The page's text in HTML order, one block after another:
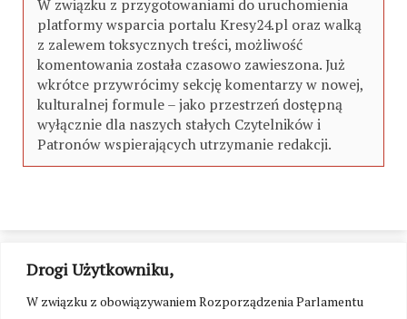
Drogi Użytkowniku,
W związku z obowiązywaniem Rozporządzenia Parlamentu
W związku z przygotowaniami do uruchomienia
platformy wsparcia portalu Kresy24.pl oraz walką
z zalewem toksycznych treści, możliwość
komentowania została czasowo zawieszona. Już
wkrótce przywrócimy sekcję komentarzy w nowej,
kulturalnej formule – jako przestrzeń dostępną
wyłącznie dla naszych stałych Czytelników i
Patronów wspierających utrzymanie redakcji.